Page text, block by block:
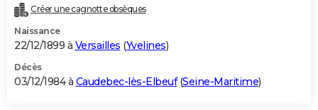
Créer une cagnotte obsèques
Naissance
22/12/1899 à Versailles (Yvelines)
Décès
03/12/1984 à Caudebec-lès-Elbeuf(Seine-Maritime)